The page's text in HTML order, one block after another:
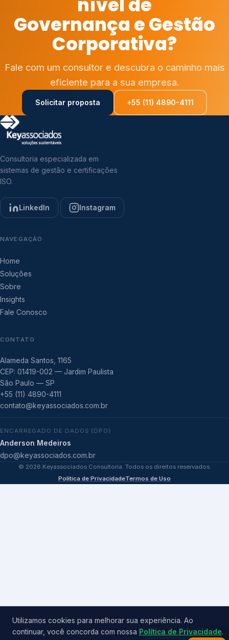
Governança e Gestão
Corporativa?
Fale com um consultor e descubra o caminho mais
eficiente para a sua empresa.
Solicitar proposta +55 (11) 4890-4111
Consultoria especializada em
sistemas de gestão e certificações
ISO.
LinkedIn Instagram
NAVEGAÇÃO
Home
Soluções
Sobre
Insights
Fale Conosco
CONTATO
Alameda Santos, 1165
CEP: 01419-002 — Jardim Paulista
São Paulo — SP
+55 (11) 4890-4111
contato@keyassociados.com.br
ENCARREGADO DE DADOS (DPO)
Anderson Medeiros
dpo@keyassociados.com.br
© 2026 Keyassociados Consultoria. Todos os direitos reservados.
Política de PrivacidadeTermos de Uso
Utilizamos cookies para melhorar sua experiência. Ao
continuar, você concorda com nossa Política de Privacidade.